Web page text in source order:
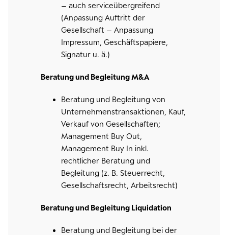
– auch serviceübergreifend
(Anpassung Auftritt der
Gesellschaft – Anpassung
Impressum, Geschäftspapiere,
Signatur u. ä.)
Beratung und Begleitung M&A
Beratung und Begleitung von
Unternehmenstransaktionen, Kauf,
Verkauf von Gesellschaften;
Management Buy Out,
Management Buy In inkl.
rechtlicher Beratung und
Begleitung (z. B. Steuerrecht,
Gesellschaftsrecht, Arbeitsrecht)
Beratung und Begleitung Liquidation
Beratung und Begleitung bei der